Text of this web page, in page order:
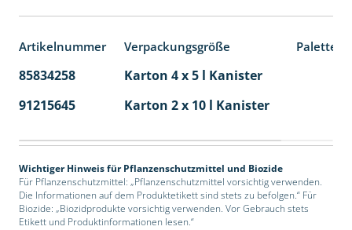
Artikelnummer Verpackungsgröße
85834258 Karton 4 x 5 l Kanister
91215645
Karton 2 x 10 l Kanister
Wichtiger Hinweis für Pflanzenschutzmittel und Biozide
Für Pflanzenschutzmittel: „Pflanzenschutzmittel vorsichtig verwenden.
Die Informationen auf dem Produktetikett sind stets zu befolgen.“ Für
Biozide: „Biozidprodukte vorsichtig verwenden. Vor Gebrauch stets
Etikett und Produktinformationen lesen.“